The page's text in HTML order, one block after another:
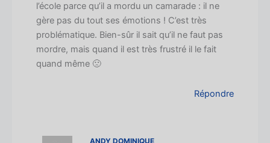
l’école parce qu’il a mordu un camarade : il ne
gère pas du tout ses émotions ! C’est très
problématique. Bien-sûr il sait qu’il ne faut pas
mordre, mais quand il est très frustré il le fait
quand même 🙁
Répondre